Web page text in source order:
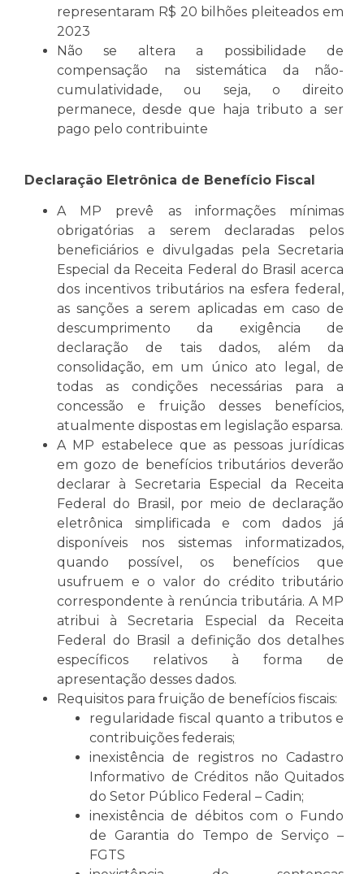
representaram R$ 20 bilhões pleiteados em
2023
Não se altera a possibilidade de
compensação na sistemática da não-
cumulatividade, ou seja, o direito
permanece, desde que haja tributo a ser
pago pelo contribuinte
Declaração Eletrônica de Benefício Fiscal
A MP prevê as informações mínimas
obrigatórias a serem declaradas pelos
beneficiários e divulgadas pela Secretaria
Especial da Receita Federal do Brasil acerca
dos incentivos tributários na esfera federal,
as sanções a serem aplicadas em caso de
descumprimento da exigência de
declaração de tais dados, além da
consolidação, em um único ato legal, de
todas as condições necessárias para a
concessão e fruição desses benefícios,
atualmente dispostas em legislação esparsa.
A MP estabelece que as pessoas jurídicas
em gozo de benefícios tributários deverão
declarar à Secretaria Especial da Receita
Federal do Brasil, por meio de declaração
eletrônica simplificada e com dados já
disponíveis nos sistemas informatizados,
quando possível, os benefícios que
usufruem e o valor do crédito tributário
correspondente à renúncia tributária. A MP
atribui à Secretaria Especial da Receita
Federal do Brasil a definição dos detalhes
específicos relativos à forma de
apresentação desses dados.
Requisitos para fruição de benefícios fiscais:
regularidade fiscal quanto a tributos e
contribuições federais;
inexistência de registros no Cadastro
Informativo de Créditos não Quitados
do Setor Público Federal – Cadin;
inexistência de débitos com o Fundo
de Garantia do Tempo de Serviço –
FGTS